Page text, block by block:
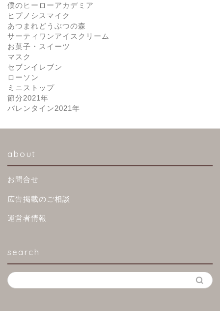
僕のヒーローアカデミア
ヒプノシスマイク
あつまれどうぶつの森
サーティワンアイスクリーム
お菓子・スイーツ
マスク
セブンイレブン
ローソン
ミニストップ
節分2021年
バレンタイン2021年
about
お問合せ
広告掲載のご相談
運営者情報
search